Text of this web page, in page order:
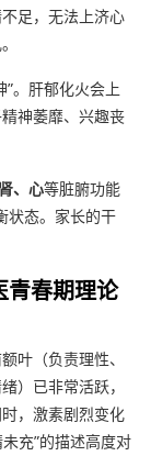
足，无法上济心
。肝郁化火会上
神萎靡、兴趣丧
、心等脏腑功能
状态。家长的干
青春期理论
叶（负责理性、
）已非常活跃，
，激素剧烈变化
充”的描述高度对